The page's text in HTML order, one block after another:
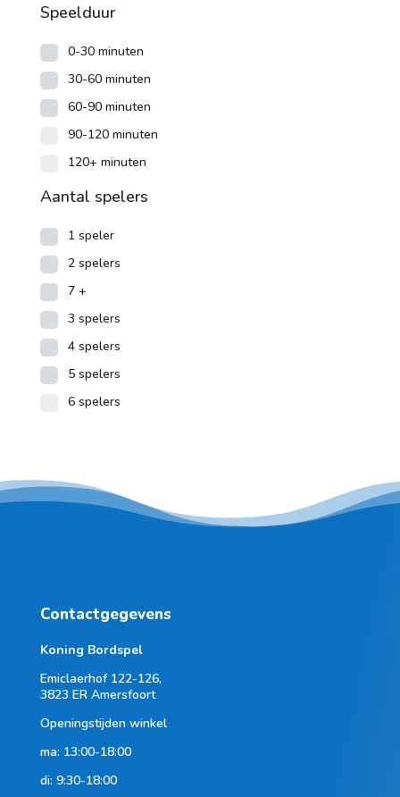
Speelduur
0-30 minuten
30-60 minuten
60-90 minuten
90-120 minuten
120+ minuten
Aantal spelers
1 speler
2 spelers
7 +
3 spelers
4 spelers
5 spelers
6 spelers
Contactgegevens
Koning Bordspel
Emiclaerhof 122-126,
3823 ER Amersfoort
Openingstijden winkel
ma: 13:00-18:00
di: 9:30-18:00